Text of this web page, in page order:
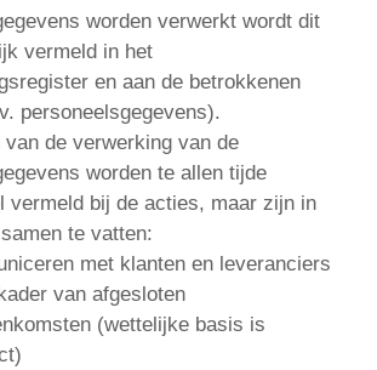
worden verwerkt wordt dit
vermeld in het
en aan de betrokkenen
personeelsgegevens).
van de verwerking van de
worden te allen tijde
vermeld bij de acties, maar zijn in
te vatten:
met klanten en leveranciers
van afgesloten
(wettelijke basis is